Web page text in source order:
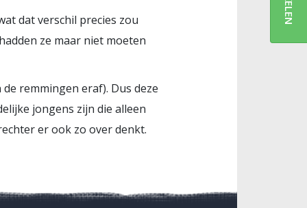
dat verschil precies zou
ze maar niet moeten
remmingen eraf). Dus deze
jongens zijn die alleen
er ook zo over denkt.